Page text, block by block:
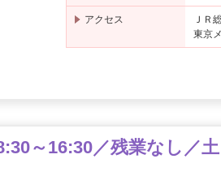
アクセス
ＪＲ
東京
～16:30／残業なし／